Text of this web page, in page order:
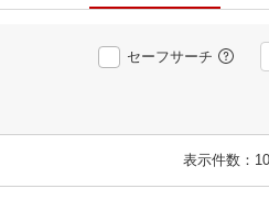
楽天
動
楽
動
Rチ
セーフサーチ
表示件数：